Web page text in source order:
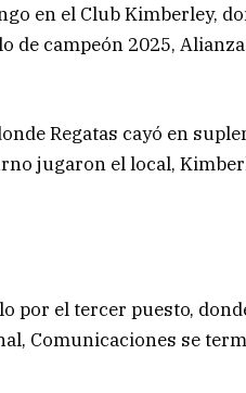
en el Club Kimberley,
campeón 2025,
Regatas cayó en
jugaron el local,
por el tercer puesto,
Comunicaciones se